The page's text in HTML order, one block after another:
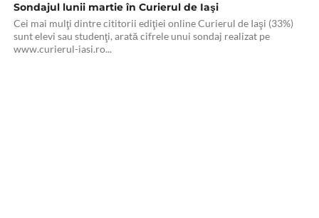
Sondajul lunii martie în Curierul de Iaşi
Cei mai mulţi dintre cititorii ediţiei online Curierul de Iaşi (33%)
sunt elevi sau studenţi, arată cifrele unui sondaj realizat pe
www.curierul-iasi.ro...